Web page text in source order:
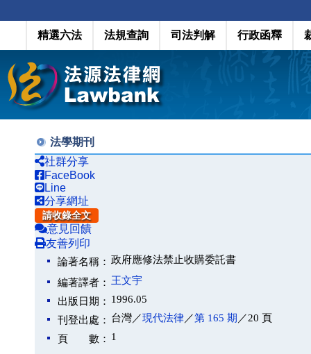
精選六法 法規查詢 司法判解 行政函釋
法學期刊
社群分享
FaceBook
Line
分享網址
請收錄全文
意見回饋
友善列印
論著名稱： 政府應修法禁止收購委託書
編著譯者： 王文宇
出版日期： 1996.05
刊登出處： 台灣／現代法律／第 165 期 ／20 頁
頁 數： 1